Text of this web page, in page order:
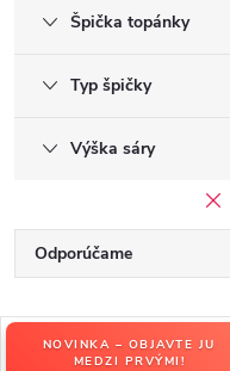
Špička topánky
Typ špičky
Výška sáry
a
d
Odporúčame
Najdrahšie
V
NOVINKA – OBJAVTE JU
MEDZI PRVÝMI!